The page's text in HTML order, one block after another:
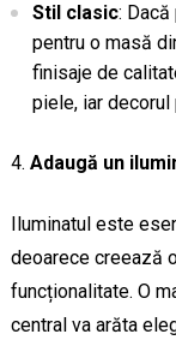
Stil clasic:
pentru o masă
finisaje de
piele, iar decorul
Adaugă un
Iluminatul este
deoarece creează
funcționalitate. O
central va arăta